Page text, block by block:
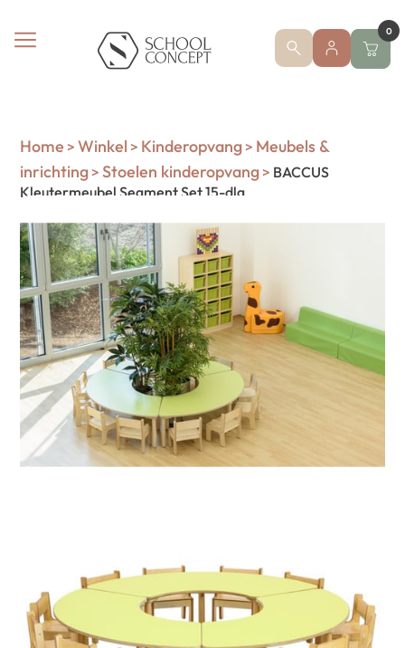
0
Home > Winkel > Kinderopvang> Meubels &
inrichting> Stoelen kinderopvang> BACCUS
Kleutermeubel Segment Set 15-dlg